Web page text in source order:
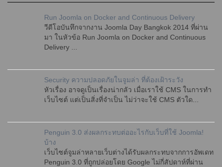
Run Joomla on Docker and Continuous Delivery
วีดีโอบันทึกจากงาน Joomla Day Bangkok 2014 ที่ผ่าน
มา ในหัวข้อ Run Joomla on Docker and Continuous
Delivery ...
Security ความปลอดภัยในจูมล่า ที่ต้องเฝ้าระวัง
หัวเรื่อง อาจดูเป็นเรื่องน่ากลัว เมื่อเราใช้ CMS ในการทำ
เว็บไซต์ แต่เป็นสิ่งที่จำเป็น ไม่ว่าจะใช้ CMS ตัวใด...
Penguin 3.0 ส่งผลกระทบต่ออะไรกับเว็บที่ใช้ Joomla!
บ้าง
เว็บไซต์จูมล่าหลายเว็บต่างได้รับผลกระทบจากการอัพเดท
Penguin 3.0 ที่ถูกปล่อยโดย Google ไม่กี่สัปดาห์ที่ผ่าน